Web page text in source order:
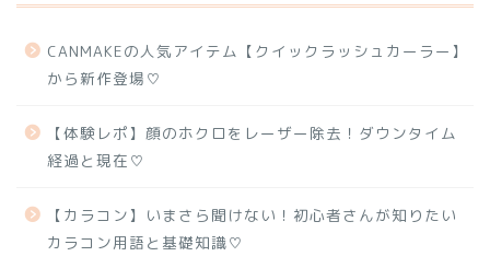
CANMAKEの人気アイテム【クイックラッシュカーラー】
から新作登場♡
【体験レポ】顔のホクロをレーザー除去！ダウンタイム
経過と現在♡
【カラコン】いまさら聞けない！初心者さんが知りたい
カラコン用語と基礎知識♡